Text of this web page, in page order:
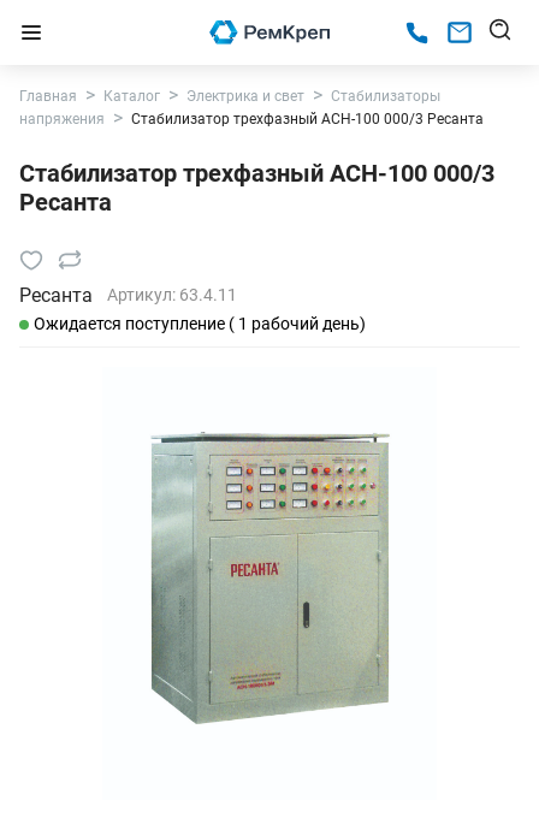
Главная Каталог Электрика и свет
Стабилизаторы
напряжения
Стабилизатор трехфазный АСН-100 000/3 Ресанта
Стабилизатор трехфазный АСН-100 000/3
Ресанта
Ресанта Артикул: 63.4.11
Ожидается поступление ( 1 рабочий день)